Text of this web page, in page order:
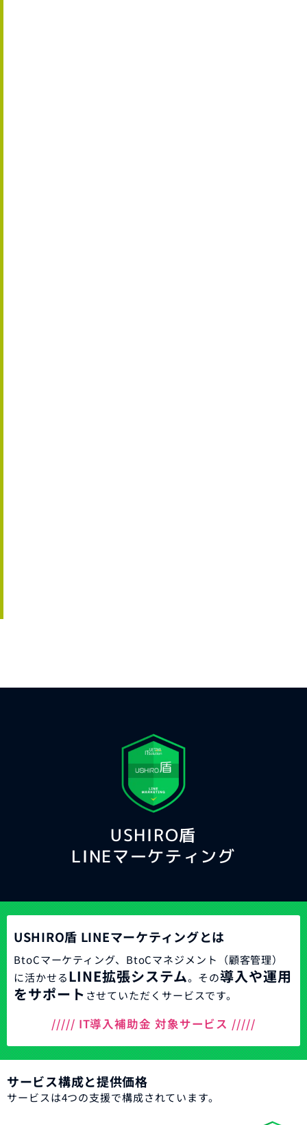
USHIRO盾
LINEマーケティング
USHIRO盾 LINEマーケティングとは
BtoCマーケティング、BtoCマネジメント（顧客管理）
に活かせるLINE拡張システム。その導入や運用
をサポート させていただくサービスです。
///// IT導入補助金 対象サービス /////
サービス構成と提供価格
サービスは4つの支援で構成されています。